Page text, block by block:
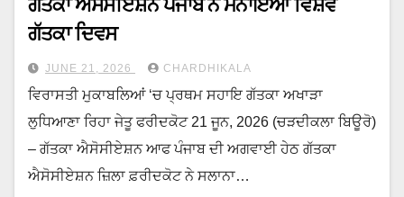
ਗੱਤਕਾ ਦਿਵਸ
JUNE 21, 2026 CHARDHIKALA
ਵਿਰਾਸਤੀ ਮੁਕਾਬਲਿਆਂ ‘ਚ ਪ੍ਰਥਮ ਸਹਾਇ ਗੱਤਕਾ ਅਖਾੜਾ
ਲੁਧਿਆਣਾ ਰਿਹਾ ਜੇਤੂ ਫਰੀਦਕੋਟ 21 ਜੂਨ, 2026 (ਚੜਦੀਕਲਾ ਬਿਊਰੋ)
– ਗੱਤਕਾ ਐਸੋਸੀਏਸ਼ਨ ਆਫ ਪੰਜਾਬ ਦੀ ਅਗਵਾਈ ਹੇਠ ਗੱਤਕਾ
ਐਸੋਸੀਏਸ਼ਨ ਜ਼ਿਲਾ ਫ਼ਰੀਦਕੋਟ ਨੇ ਸਲਾਨਾ…